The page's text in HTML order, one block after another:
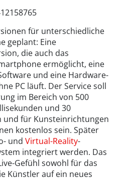
für unterschiedliche
geplant: Eine
die auch das
ermöglicht, eine
und eine Hardware-
PC läuft. Der Service soll
im Bereich von 500
und 30
und für Kunsteinrichtungen
kostenlos sein. Später
und Virtual-Reality-
integriert werden. Das
Gefühl sowohl für das
Künstler auf ein neues